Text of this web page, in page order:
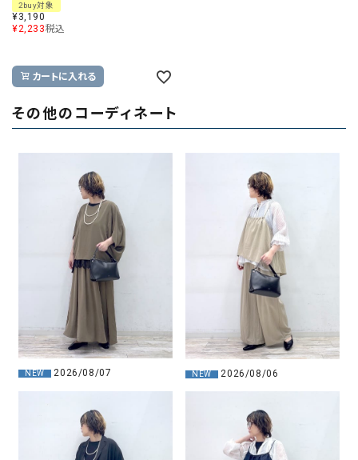
2buy対象
¥3,190
¥2,233税込
カートに入れる
その他のコーディネート
NEW 2026/08/07 NEW 2026/08/06